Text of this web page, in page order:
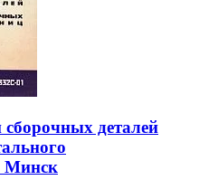
сборочных деталей
Минск